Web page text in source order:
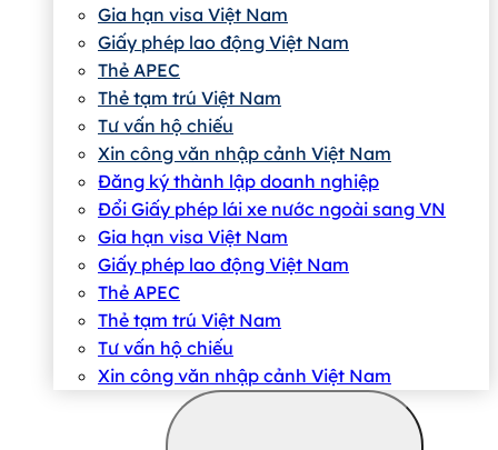
Gia hạn visa Việt Nam
Giấy phép lao động Việt Nam
Thẻ APEC
Thẻ tạm trú Việt Nam
Tư vấn hộ chiếu
Xin công văn nhập cảnh Việt Nam
Đăng ký thành lập doanh nghiệp
Đổi Giấy phép lái xe nước ngoài sang VN
Gia hạn visa Việt Nam
Giấy phép lao động Việt Nam
Thẻ APEC
Thẻ tạm trú Việt Nam
Tư vấn hộ chiếu
Xin công văn nhập cảnh Việt Nam